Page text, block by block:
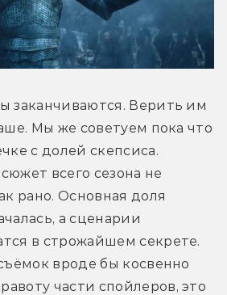
заканчиваются. Верить им
Мы же советуем пока что
с долей скепсиса.
всего сезона не
рано. Основная доля
а сценарии
в строжайшем секрете.
вроде бы косвенно
части спойлеров, это